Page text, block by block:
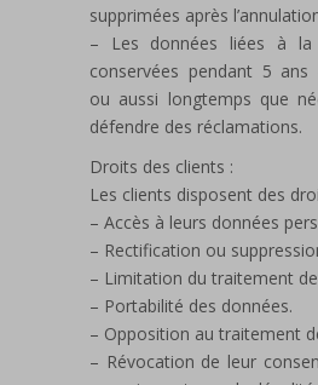
supprimées après
– Les données liées à la
conservées pendant 5 ans
ou aussi longtemps que
défendre des réclamations.
Droits des clients :
Les clients disposent des
– Accès à leurs données
– Rectification ou
– Limitation du traitement
– Portabilité des données.
– Opposition au traitement
– Révocation de leur